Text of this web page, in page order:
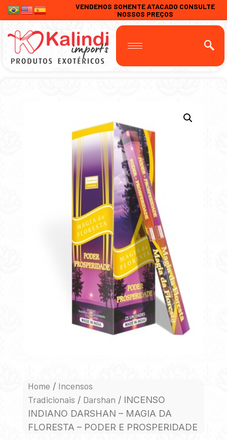
VENDEMOS SOMENTE ATACADO CONSULTE
NOSSOS PREÇOS
Home / Incensos
Tradicionais / Darshan / INCENSO
INDIANO DARSHAN – MAGIA DA
FLORESTA – PODER E PROSPERIDADE